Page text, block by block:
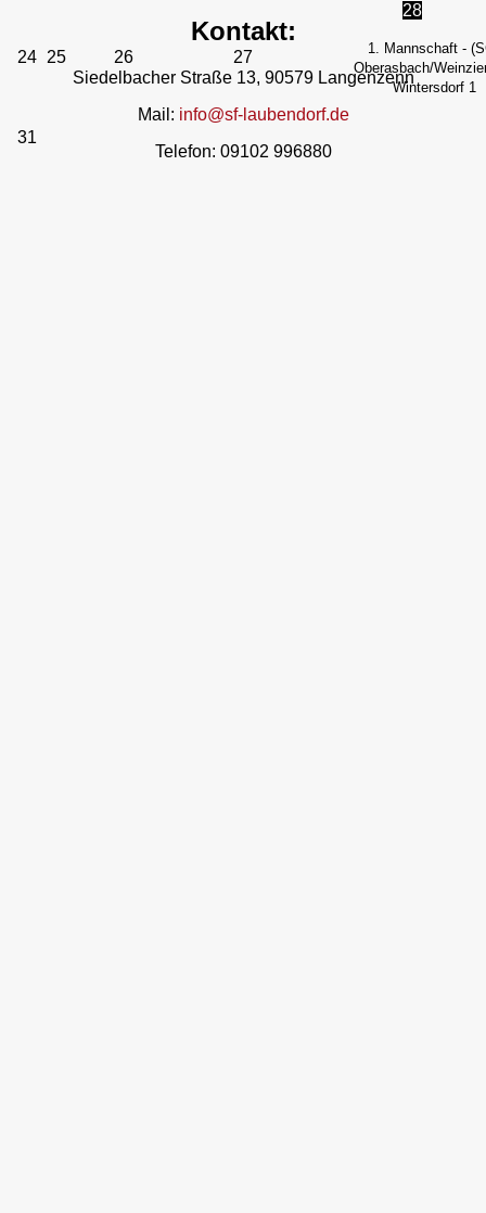
24 25 26 27
28
1. Mannschaft -
Oberasbach/
Wintersdorf 1
31
Kontakt:
Siedelbacher Straße 13, 90579 Langenzenn
Mail: info@sf-laubendorf.de
Telefon: 09102 996880